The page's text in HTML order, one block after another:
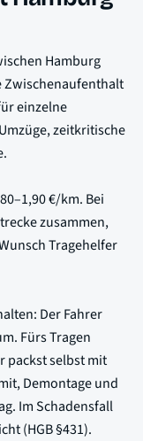
Hamburg
Zwischenaufenthalt
einzelne
zeitkritische
€/km. Bei
zusammen,
Tragehelfer
Der Fahrer
Fürs Tragen
packst selbst mit
Demontage und
Im Schadensfall
(HGB §431).